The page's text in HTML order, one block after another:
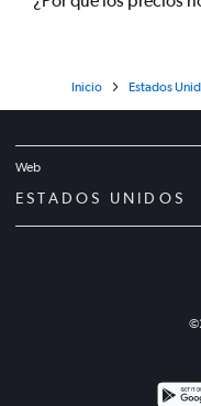
Inicio Estados
Web
ESTADOS UNIDOS
©